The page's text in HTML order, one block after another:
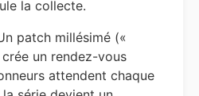
la collecte.
patch millésimé («
un rendez-vous
attendent chaque